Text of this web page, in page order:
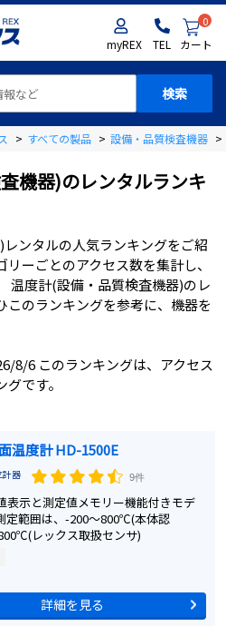
myREX TEL
0
カート
> すべての製品 > 設備・品質検査機器 >
機器)のレンタルランキ
ンタルの人気ランキングをご紹
ーごとのアクセス数を集計し、
温度計(設備・品質検査機器)のレ
このランキングを参考に、機器を
8/6 このランキングは、アクセス
です。
温度計 HD-1500E
計器 9件
表示と測定値メモリー機能付きモデ
定範囲は、-200～800℃(本体認
レックス取扱センサ)
詳細を見る